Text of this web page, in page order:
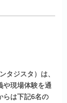
タジスタ）は、
や現場体験を通
らは下記6名の